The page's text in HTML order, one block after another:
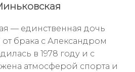
— единственная дочь
брака с Александром
в 1978 году и с
атмосферой спорта и